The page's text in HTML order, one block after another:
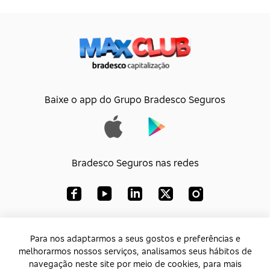
Parceiros de A a Z
Encontre todos os parceiros do Clube em ordem
Baixe o app do Grupo Bradesco Seguros
Bradesco Seguros nas redes
Bradesco Capitalização S/A
CNPJ:33.010.851/0001-74
Endereço:Av. Paulista, 1450 – Bela Vista - SP -
Para nos adaptarmos a seus gostos e preferências e
melhorarmos nossos serviços, analisamos seus hábitos de
navegação neste site por meio de cookies, para mais